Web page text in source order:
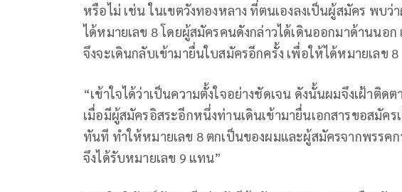
หรือไม่ เช่น ในเขตวังทองหลาง ที่ตนเองลงเป็นผู้สมัคร พบว่
ได้หมายเลข 8 โดยผู้สมัครคนดังกล่าวได้เดินออกมาด้านนอ
จึงจะเดินกลับเข้ามายื่นใบสมัครอีกครั้ง เพื่อให้ได้หมายเลข 8
“เข้าใจได้ว่าเป็นความตั้งใจอย่างชัดเจน ดังนั้นผมจึงเฝ้าติด
เมื่อมีผู้สมัครอิสระอีกหนึ่งท่านเดินเข้ามายื่นเอกสารขอสมัค
ทันที ทำให้หมายเลข 8 ตกเป็นของผมและผู้สมัครจากพรรคก
จึงได้รับหมายเลข 9 แทน”